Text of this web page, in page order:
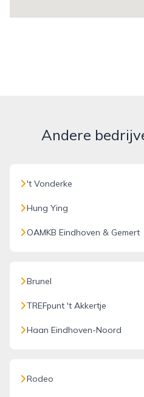
Andere
't Vonderke
Hung Ying
OAMKB Eindhoven & Gemert
Brunel
TREFpunt 't Akkertje
Haan Eindhoven-Noord
Rodeo